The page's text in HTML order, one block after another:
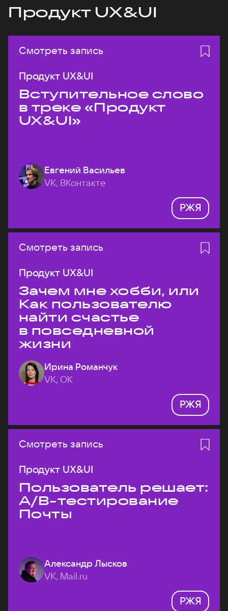
Продукт UX&UI
Смотреть запись
Продукт UX&UI
Вступительное слово
в треке «Продукт
UX&UI»
Евгений Васильев
VK, ВКонтакте
РЖЯ
Смотреть запись
Продукт UX&UI
Зачем мне хобби, или
Как пользователю
найти счастье
в повседневной
жизни
Ирина Романчук
VK, ОК
РЖЯ
Смотреть запись
Продукт UX&UI
Пользователь решает:
A/B-тестирование
Почты
Александр Лысков
VK, Mail.ru
РЖЯ